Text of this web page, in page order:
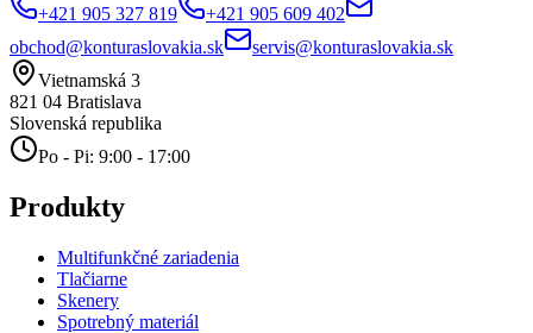
+421 905 327 819
+421 905 609 402
obchod@konturaslovakia.sk
servis@konturaslovakia.sk
Vietnamská 3
821 04 Bratislava
Slovenská republika
Po - Pi: 9:00 - 17:00
Produkty
Multifunkčné zariadenia
Tlačiarne
Skenery
Spotrebný materiál